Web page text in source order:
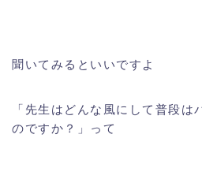
聞いてみるといいですよ
「先生はどんな風にして普段は
のですか？」って